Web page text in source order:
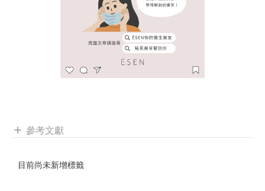
add 參考文獻
目前尚未新增標籤